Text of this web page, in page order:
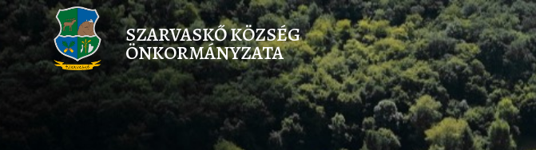
SZARVASKŐ KÖZSÉG
ÖNKORMÁNYZATA